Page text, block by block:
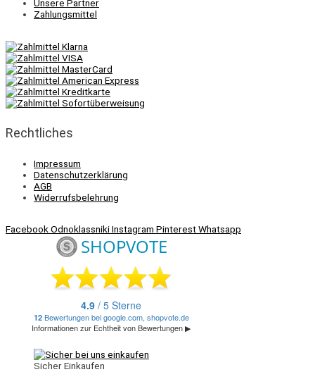
Unsere Partner
Zahlungsmittel
Rechtliches
Impressum
Datenschutzerklärung
AGB
Widerrufsbelehrung
FacebookOdnoklassnikiInstagram PinterestWhatsapp
Sicher Einkaufen